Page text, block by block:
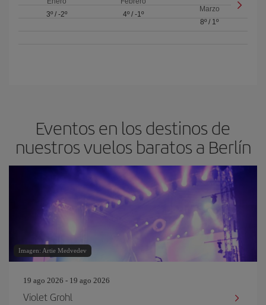
3º/ -2º
4º/ -1º
Marzo
8º / 1º
Eventos en los destinos de
nuestros vuelos baratos a Berlín
Imagen: Artie Medvedev
19 ago 2026 - 19 ago 2026
Violet Grohl